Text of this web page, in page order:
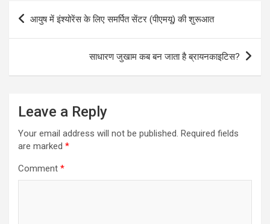
Post
navigation
आयुष में इंश्योरेंस के लिए समर्पित सेंटर (पीएमयू) की शुरूआत
साधारण जुखाम कब बन जाता है ब्रायनकाइटिस?
Leave a Reply
Your email address will not be published. Required fields
are marked *
Comment *